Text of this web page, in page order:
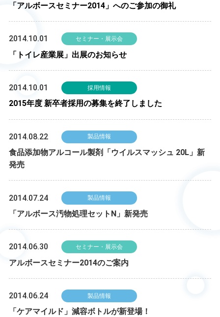
「アルボースセミナー2014」へのご参加の御礼
2014.10.01 セミナー・展示会
「トイレ産業展」出展のお知らせ
2014.10.01 採用情報
2015年度 新卒者採用の募集を終了しました
2014.08.22 製品情報
食品添加物アルコール製剤「ウイルスマッシュ 20L」新
発売
2014.07.24 製品情報
「アルボース汚物処理セットN」新発売
2014.06.30 セミナー・展示会
アルボースセミナー2014のご案内
2014.06.24 製品情報
「ケアマイルド」減容ボトルが新登場！